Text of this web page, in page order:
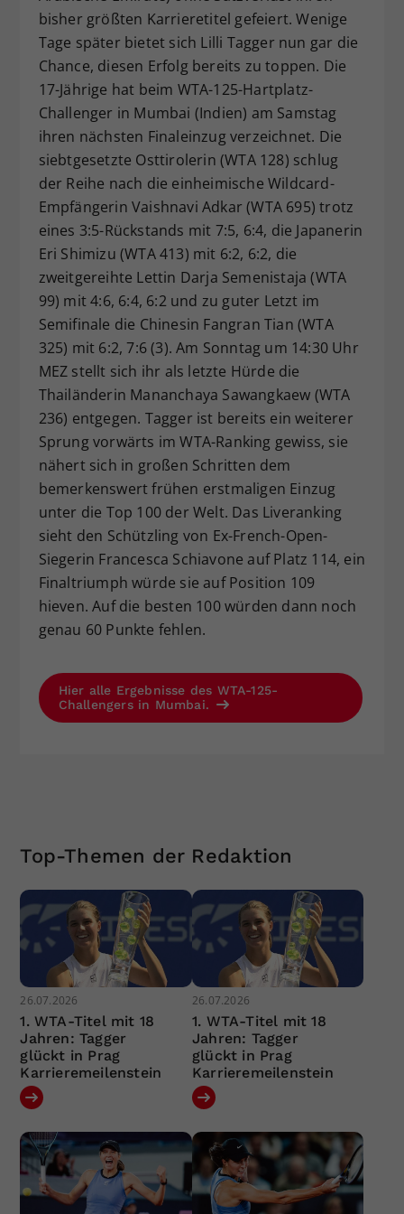
bisher größten Karrieretitel gefeiert. Wenige
Tage später bietet sich Lilli Tagger nun gar die
Chance, diesen Erfolg bereits zu toppen. Die
17-Jährige hat beim WTA-125-Hartplatz-
Challenger in Mumbai (Indien) am Samstag
ihren nächsten Finaleinzug verzeichnet. Die
siebtgesetzte Osttirolerin (WTA 128) schlug
der Reihe nach die einheimische Wildcard-
Empfängerin Vaishnavi Adkar (WTA 695) trotz
eines 3:5-Rückstands mit 7:5, 6:4, die Japanerin
Eri Shimizu (WTA 413) mit 6:2, 6:2, die
zweitgereihte Lettin Darja Semenistaja (WTA
99) mit 4:6, 6:4, 6:2 und zu guter Letzt im
Semifinale die Chinesin Fangran Tian (WTA
325) mit 6:2, 7:6 (3). Am Sonntag um 14:30 Uhr
MEZ stellt sich ihr als letzte Hürde die
Thailänderin Mananchaya Sawangkaew (WTA
236) entgegen. Tagger ist bereits ein weiterer
Sprung vorwärts im WTA-Ranking gewiss, sie
nähert sich in großen Schritten dem
bemerkenswert frühen erstmaligen Einzug
unter die Top 100 der Welt. Das Liveranking
sieht den Schützling von Ex-French-Open-
Siegerin Francesca Schiavone auf Platz 114, ein
Finaltriumph würde sie auf Position 109
hieven. Auf die besten 100 würden dann noch
genau 60 Punkte fehlen.
Hier alle Ergebnisse des WTA-125-
Challengers in Mumbai.
Top-Themen der Redaktion
26.07.2026
1. WTA-Titel mit 18
Jahren: Tagger
glückt in Prag
Karrieremeilenstein
26.07.2026
1. WTA-Titel mit 18
Jahren: Tagger
glückt in Prag
Karrieremeilenstein
Zweck
Dieser Wert speichert Ihre Consent-
Einstellungen. Unter anderem eine
zufällig generierte ID, für die
historische Speicherung Ihrer
vorgenommen Einstellungen, falls der
Webseiten-Betreiber dies eingestellt
hat.